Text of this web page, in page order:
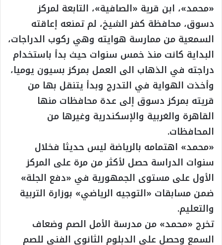
«محمد»، ابن قرية «الصافية»، التابعة لمركز
دسوق، محافظة كفر الشيخ، لم تمنعه إعاقته
السمعية من ممارسة هوايته وهي ركوب الدراجات،
البداية كانت منذ خمس سنوات حيث بدأ باستخدام
دراجته في الذهاب الى العمل بمركز بسيون يوميا،
وأخذت الهواية في التدرج وبدأ يتنقل بها من
قريته بمركز دسوق إلى عدة محافظات منها
القاهرة والغربية والإسكندرية وغيرها من
المحافظات.
«محمد» اهتمامه بالرياضة ليس حديثا فخلال
سنوات الدراسة حصل لأكثر من مرة على المركز
الأول على مستوى الجمهورية في «دفع الجلة»
ضمن مسابقات «التوجيه الرياضي» بوزارة التربية
والتعليم.
تخرج «محمد» من مدرسة الأمل الصم وضعاف
السمع وحصل على الدبلوم الثانوي الفني للصم